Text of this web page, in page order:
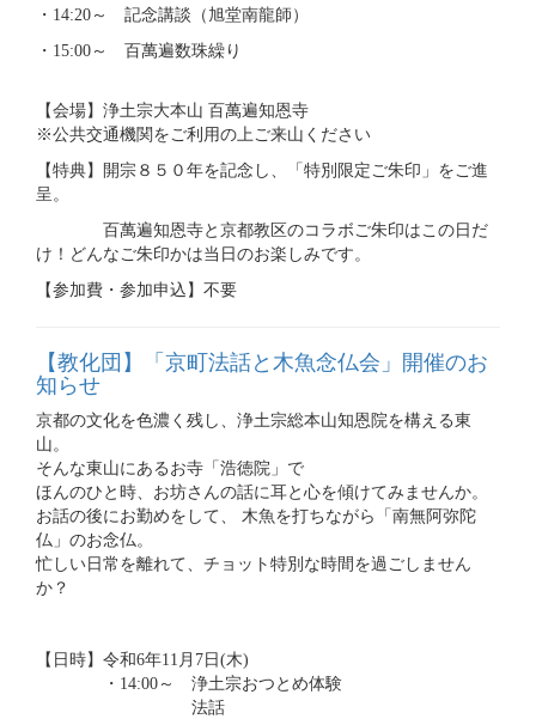
・14:20～ 記念講談（旭堂南龍師）
・15:00～ 百萬遍数珠繰り
【会場】浄土宗大本山 百萬遍知恩寺
※公共交通機関をご利用の上ご来山ください
【特典】開宗８５０年を記念し、「特別限定ご朱印」をご進
呈。
百萬遍知恩寺と京都教区のコラボご朱印はこの日だ
け！どんなご朱印かは当日のお楽しみです。
【参加費・参加申込】不要
【教化団】「京町法話と木魚念仏会」開催のお
知らせ
京都の文化を色濃く残し、浄土宗総本山知恩院を構える東
山。
そんな東山にあるお寺「浩徳院」で
ほんのひと時、お坊さんの話に耳と心を傾けてみませんか。
お話の後にお勤めをして、 木魚を打ちながら「南無阿弥陀
仏」のお念仏。
忙しい日常を離れて、チョット特別な時間を過ごしません
か？
【日時】令和6年11月7日(木)
・14:00～ 浄土宗おつとめ体験
法話